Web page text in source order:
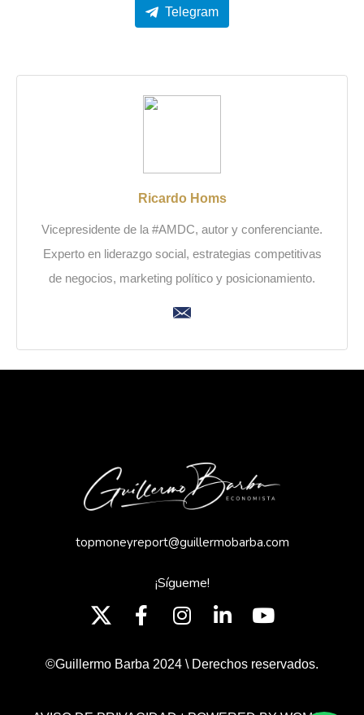
Telegram
Ricardo Homs
Vicepresidente de la #AMDC, autor y conferenciante.
Experto en liderazgo social, estrategias competitivas
de negocios, marketing político y posicionamiento.
topmoneyreport@guillermobarba.com
¡Sígueme!
©Guillermo Barba 2024 \ Derechos reservados.